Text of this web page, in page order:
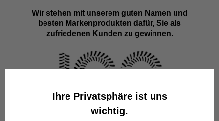
Wir stehen mit unserem guten Namen und
besten Markenprodukten dafür, Sie als
zufriedenen Kunden zu gewinnen.
Ihre Privatsphäre ist uns
wichtig.